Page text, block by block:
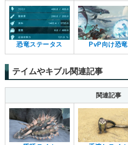
恐竜ステータス PvP向け恐竜
テイムやキブル関連記事
関連記事